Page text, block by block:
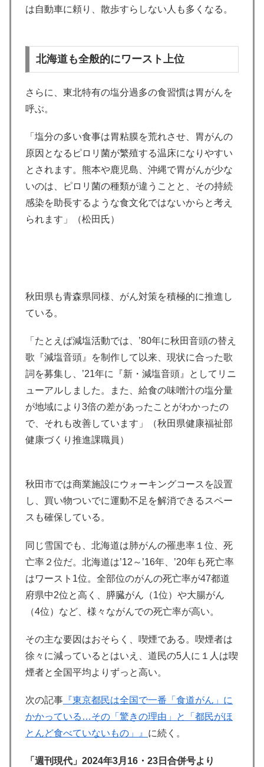
は自動車に頼り、散歩すらしない人も多くなる。
北海道も全般的にワースト上位
さらに、東北特有の塩分過多の食習慣は胃がんを
呼ぶ。
「塩分の多い食事は胃粘膜を荒れさせ、胃がんの
原因となるピロリ菌が繁殖する温床になりやすい
とされます。熊本や鹿児島、沖縄で胃がんが少な
いのは、ピロリ菌の種類が違うことと、その持続
感染を助長するような食文化ではないからと考え
られます」（松田氏）
秋田県も青森県同様、がん対策を積極的に推進し
ている。
「たとえば減塩活動では、’80年に秋田音頭の替え
歌『減塩音頭』を制作して以来、現状に合った歌
詞を募集し、’21年に『新・減塩音頭』としてリニ
ューアルしました。また、給食の味噌汁の塩分量
が地域により3倍の差があったことがわかったの
で、それも改善しています」（秋田県健康福祉部
健康づくり推進課職員）
秋田市では商業施設にウォーキングコースを設置
し、買い物ついでに運動不足を解消できるスペー
スも確保している。
同じ雪国でも、北海道は肺がんの罹患率１位、死
亡率２位だ。北海道は’12～’16年、’20年も死亡率
はワースト1位。全部位のがんの死亡率が47都道
府県中2位と高く、膵臓がん（1位）や大腸がん
（4位）など、様々ながんでの死亡率が高い。
その主な要因はおそらく、喫煙である。喫煙者は
徐々に減っているとはいえ、道民の5人に１人は喫
煙者と全国平均よりずっと高い。
次の記事 『東京都民は全国で一番「食道がん」に
かかっている…その「驚きの理由」と「都民がほ
とんど食べていないもの」』 に続く。
「週刊現代」2024年3月16・23日合併号より